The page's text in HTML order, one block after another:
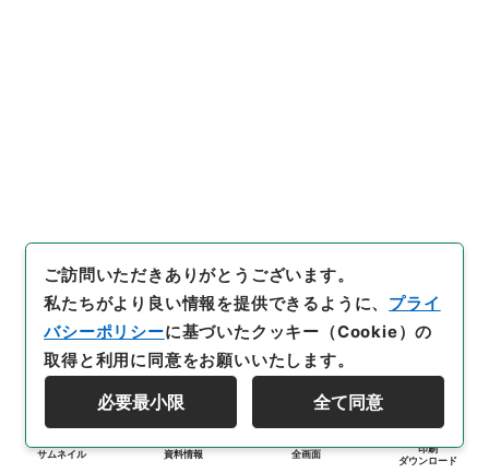
サムネイル 資料情報 全画面
印刷
ダウンロード
ご訪問いただきありがとうございます。
私たちがより良い情報を提供できるように、 プライ
バシーポリシーに基づいたクッキー（Cookie）の
取得と利用に同意をお願いいたします。
必要最小限 全て同意